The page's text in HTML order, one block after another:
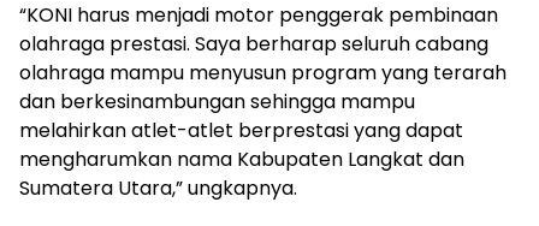
“KONI harus menjadi motor penggerak pembinaan
olahraga prestasi. Saya berharap seluruh cabang
olahraga mampu menyusun program yang terarah
dan berkesinambungan sehingga mampu
melahirkan atlet-atlet berprestasi yang dapat
mengharumkan nama Kabupaten Langkat dan
Sumatera Utara,” ungkapnya.